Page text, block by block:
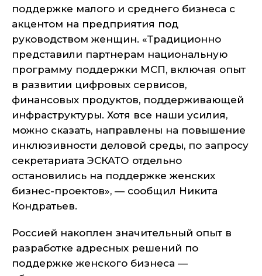
поддержке малого и среднего бизнеса с
акцентом на предприятия под
руководством женщин. «Традиционно
представили партнерам национальную
программу поддержки МСП, включая опыт
в развитии цифровых сервисов,
финансовых продуктов, поддерживающей
инфраструктуры. Хотя все наши усилия,
можно сказать, направлены на повышение
инклюзивности деловой среды, по запросу
секретариата ЭСКАТО отдельно
остановились на поддержке женских
бизнес-проектов», — сообщил Никита
Кондратьев.
Россией накоплен значительный опыт в
разработке адресных решений по
поддержке женского бизнеса —